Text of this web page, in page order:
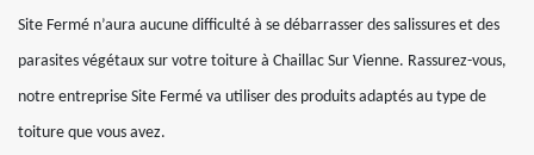
Site Fermé n’aura aucune difficulté à se débarrasser des salissures et des
parasites végétaux sur votre toiture à Chaillac Sur Vienne. Rassurez-vous,
notre entreprise Site Fermé va utiliser des produits adaptés au type de
toiture que vous avez.